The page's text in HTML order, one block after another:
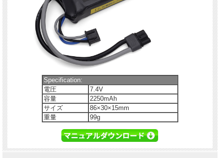
Specification:
電圧
7.4V
容量
2250mAh
サイズ
86×30×15mm
重量
99g